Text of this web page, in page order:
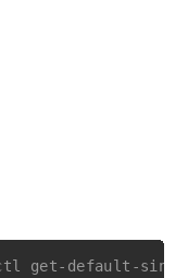
get-default-sink